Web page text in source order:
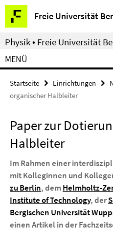
Springe
direkt
zu
Inhalt
Freie Universität
Service-
Navigation
Physik • Freie Universität
MENÜ
Startseite Einrichtungen
organischer Halbleiter
Paper zur
Halbleiter
Im Rahmen einer
mit Kolleginnen und
zu Berlin, demHelmholtz-
Institute of Technology, der
Bergischen Universität
einen Artikel in der